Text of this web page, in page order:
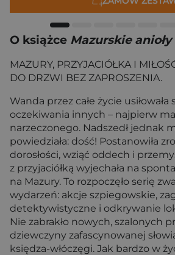
O książce Mazurskie anioły
MAZURY, PRZYJACIÓŁKA I
DO DRZWI BEZ ZAPROSZENIA.
Wanda przez całe życie usiłowała
oczekiwania innych – najpierw
narzeczonego. Nadszedł jednak
powiedziała: dość! Postanowiła
dorosłości, wziąć oddech i
z przyjaciółką wyjechała na
na Mazury. To rozpoczęło serię
wydarzeń: akcje szpiegowskie,
detektywistyczne i odkrywanie
Nie zabrakło nowych, szalonych
dziewczyny zafascynowanej
księdza-włóczęgi. Jak bardzo w